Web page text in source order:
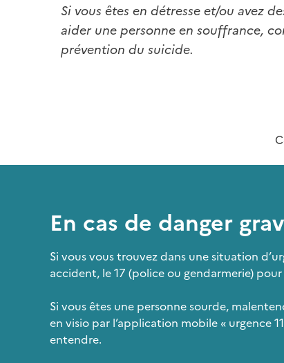
Si vous êtes en détresse et/ou avez
aider une personne en souffrance,
prévention du suicide.
En cas de danger
Si vous vous trouvez dans une situation
accident, le 17 (police ou gendarmerie)
Si vous êtes une personne sourde,
en visio par l’application mobile « urgence
entendre.